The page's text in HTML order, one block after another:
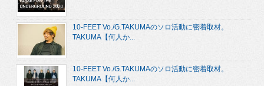
10-FEET Vo./G.TAKUMAのソロ活動に密着取材。
TAKUMA【何人か...
10-FEET Vo./G.TAKUMAのソロ活動に密着取材。
TAKUMA【何人か...